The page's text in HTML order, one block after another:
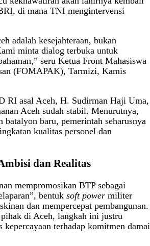
di mana TNI mengintervensi
adalah kesejahteraan, bukan
minta dialog terbuka untuk
seru Ketua Front Mahasiswa
(FOMAPAK), Tarmizi, Kamis
RI asal Aceh, H. Sudirman Haji Uma,
Aceh sudah stabil. Menurutnya,
batalyon baru, pemerintah seharusnya
kualitas personel dan
dan Realitas
mempromosikan BTP sebagai
bentuk soft power militer
dan mempercepat pembangunan.
di Aceh, langkah ini justru
kepercayaan terhadap komitmen damai